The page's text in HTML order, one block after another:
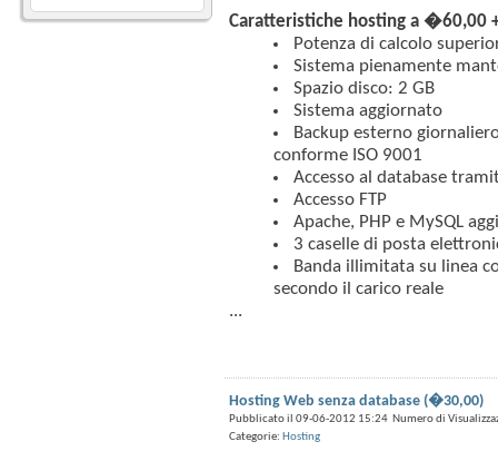
Caratteristiche hosting a �60,00
Potenza di calcolo
Sistema pienamente
Spazio disco: 2 GB
Sistema aggiornato
Backup esterno
conforme ISO 9001
Accesso al database
Accesso FTP
Apache, PHP e MySQL
3 caselle di posta
Banda illimitata su linea
secondo il carico reale
...
Hosting Web senza database (�30,00)
Pubblicato il 09-06-2012 15:24 Numero di
Categorie: Hosting